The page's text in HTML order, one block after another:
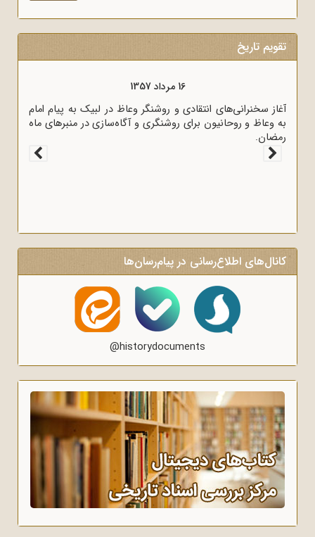
تقویم تاریخ
16 مرداد 1357
آغاز سخنرانی‌های انتقادی و روشنگر وعاظ در لبیک به پیام امام
به وعاظ و روحانیون برای روشنگری و آگاه‌سازی در منبرهای ماه
رمضان.
کانال‌های اطلاع‌رسانی در پیام‌رسان‌ها
@historydocuments